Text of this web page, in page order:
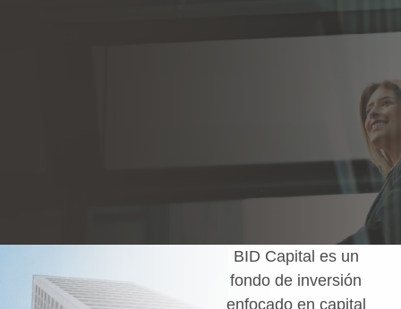
BID Capital es un
fondo de inversión
enfocado en capital